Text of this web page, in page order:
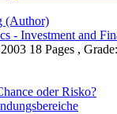
(Author)
- Investment and
18 Pages ,
oder Risko?